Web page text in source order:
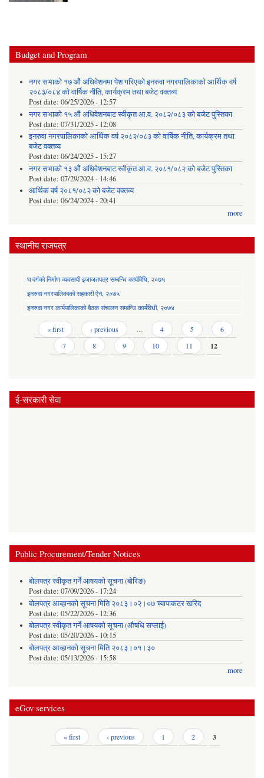
Budget and Program
नगर सभाको १७ औं अधिवेशनमा पेश गरिएको इनरुवा नगरपालिकाको आर्थिक वर्ष
२०८३/०८४ को वार्षिक नीति, कार्यक्रम तथा बजेट वक्तव्य
Post date: 06/25/2026 - 12:57
नगर सभाको १५ औं अधिवेशनबाट स्वीकृत आ.व. २०८२/०८३ को बजेट पुस्तिका
Post date: 07/31/2025 - 12:08
इनरुवा नगरपालिकाको आर्थिक वर्ष २०८२/०८३ को वार्षिक नीति, कार्यक्रम तथा
बजेट वक्तव्य
Post date: 06/24/2025 - 15:27
नगर सभाको १३ औं अधिवेशनबाट स्वीकृत आ.व. २०८१/०८२ को बजेट पुस्तिका
Post date: 07/29/2024 - 14:46
आर्थिक वर्ष २०८१/०८२ को बजेट वक्तव्य
Post date: 06/24/2024 - 20:41
more
स्थानीय राजपत्र
घ वर्गको निर्माण व्यवसायी इजाजतपत्र सम्बन्धि कार्यविधि, २०७५
इनरुवा नगरपालिकाको सहकारी ऐन, २०७५
इनरुवा नगर कार्यपालिकाको बैठक संचालन सम्बन्धि कार्यविधी, २०७४
Pages « first ‹ previous … 4 5
6
7
8 9 10 11 12
ई-सरकारी सेवा
Public Procurement/Tender Notices
बोलपत्र स्वीकृत गर्ने आषयको सूचना (बोरिङ)
Post date: 07/09/2026 - 17:24
बोलपत्र आव्हानको सूचना मिति २०८३।०२।०७ च्यापाकटर खरिद
Post date: 05/22/2026 - 12:36
बोलपत्र स्वीकृत गर्ने आषयको सूचना (औषधि सप्लाई)
Post date: 05/20/2026 - 10:15
बोलपत्र आव्हानको सूचना मिति २०८३।०१।३०
Post date: 05/13/2026 - 15:58
more
eGov services
« first ‹ previous 1 2 3